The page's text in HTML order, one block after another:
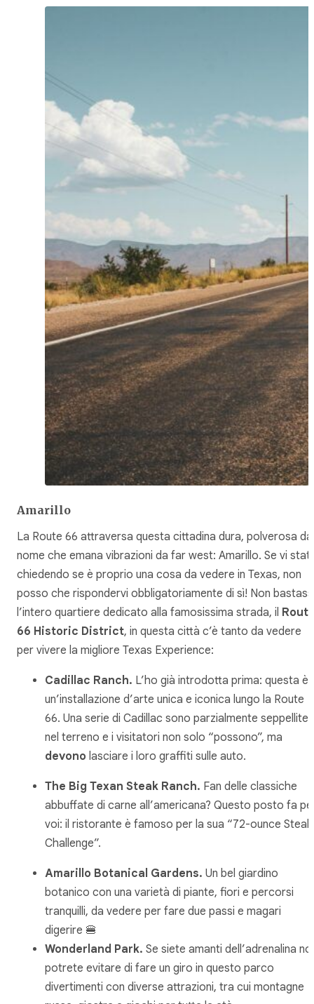
Amarillo
La Route 66 attraversa questa cittadina dura, polverosa dal
nome che emana vibrazioni da far west: Amarillo. Se vi
chiedendo se è proprio una cosa da vedere in Texas, non
posso che rispondervi obbligatoriamente di sì! Non
l’intero quartiere dedicato alla famosissima strada, il
66 Historic District, in questa città c’è tanto da vedere
per vivere la migliore Texas Experience:
Cadillac Ranch. L’ho già introdotta prima: questa è
un’installazione d’arte unica e iconica lungo la Route
66. Una serie di Cadillac sono parzialmente seppellite
nel terreno e i visitatori non solo “possono”, ma
devono lasciare i loro graffiti sulle auto.
The Big Texan Steak Ranch. Fan delle classiche
abbuffate di carne all’americana? Questo posto fa
voi: il ristorante è famoso per la sua “72-ounce Steak
Challenge”.
Amarillo Botanical Gardens. Un bel giardino
botanico con una varietà di piante, fiori e percorsi
tranquilli, da vedere per fare due passi e magari
digerire 🍔
Wonderland Park. Se siete amanti dell’adrenalina
potrete evitare di fare un giro in questo parco
divertimenti con diverse attrazioni, tra cui montagne